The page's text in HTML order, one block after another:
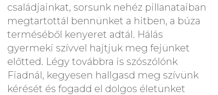
családjainkat, sorsunk nehéz pillanataiban
megtartottál bennünket a hitben, a búza
terméséből kenyeret adtál. Hálás
gyermeki szívvel hajtjuk meg fejünket
előtted. Légy továbbra is szószólónk
Fiadnál, kegyesen hallgasd meg szívünk
kérését és fogadd el dolgos életünket